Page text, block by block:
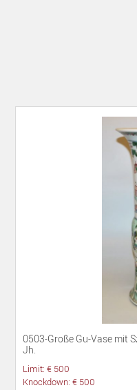
0503-Große Gu-Vase mit
Jh.
Limit: € 500
Knockdown: € 500